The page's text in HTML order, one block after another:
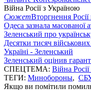
Війна Росії з Україною
СюжетВторгнення
Одеса зазнала масованої
Зеленський про
Десятки тисяч
Україні - Зеленський
Зеленський оцінив
СПЕЦТЕМА: Війна
ТЕГИ: Минобороны, СБУ
Якщо ви помітили